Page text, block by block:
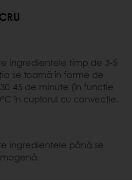
ingredientele timp de 3-5
se toarnă în forme de
45 de minute (în funcție
în cuptorul cu convecție.
ingredientele până se